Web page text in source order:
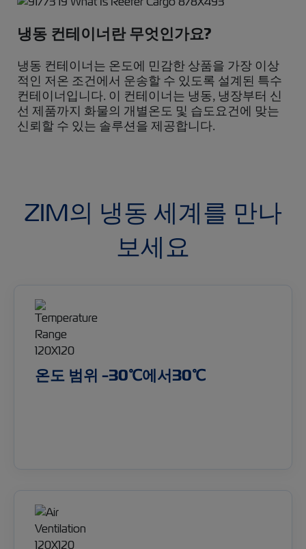
냉동 컨테이너란 무엇인가요?
냉동 컨테이너는 온도에 민감한 상품을 가장 이상
적인 저온 조건에서 운송할 수 있도록 설계된 특수
컨테이너입니다. 이 컨테이너는 냉동, 냉장부터 신
선 제품까지 화물의 개별온도 및 습도요건에 맞는
신뢰할 수 있는 솔루션을 제공합니다.
ZIM의 냉동 세계를 만나
보세요
온도 범위 -30℃에서30℃